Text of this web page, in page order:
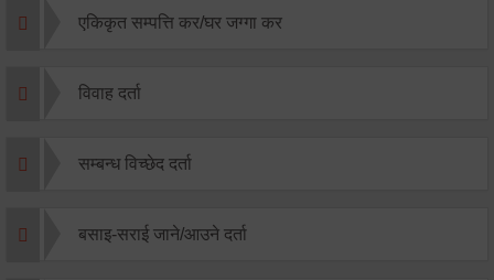
एकिकृत सम्पत्ति कर/घर जग्गा कर
विवाह दर्ता
सम्बन्ध विच्छेद दर्ता
बसाइ-सराई जाने/आउने दर्ता